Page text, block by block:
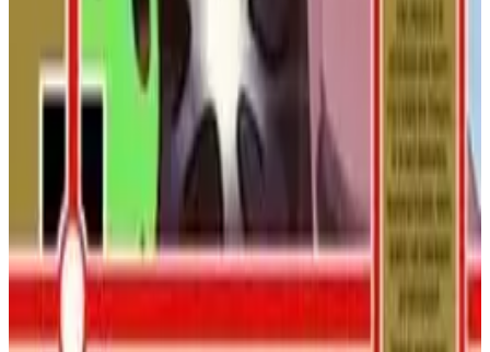
NINTENDO ENTERTAINMENT
SYSTEM
ПЛАТФОРМЕР
УТИНЫЕ
ИСТОРИИ
Присоединяйтесь к Рашу, Зитцу и Пимплу в легендарном
файтинге! Разбивайте, трансформируйтесь и мчитесь
сквозь безжалостно креативные уровни, чтобы спасти
принцессу Анджелику и вашего друга Пимпла от злой